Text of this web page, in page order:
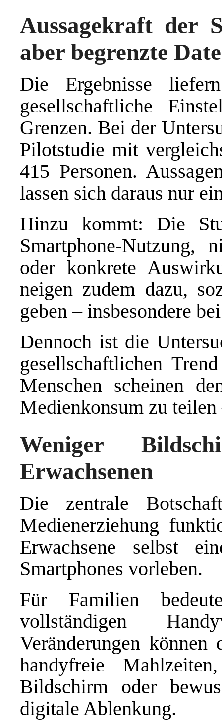
Aussagekraft der
aber begrenzte
Die Ergebnisse
gesellschaftliche
Grenzen. Bei der
Pilotstudie mit
415 Personen.
lassen sich daraus nur
Hinzu kommt: Die
Smartphone-Nutzung,
oder konkrete
neigen zudem dazu,
geben – insbesondere
Dennoch ist die
gesellschaftlichen
Menschen scheinen
Medienkonsum zu
Weniger
Erwachsenen
Die zentrale
Medienerziehung
Erwachsene selbst
Smartphones vorleben.
Für Familien
vollständigen
Veränderungen
handyfreie
Bildschirm oder
digitale Ablenkung.